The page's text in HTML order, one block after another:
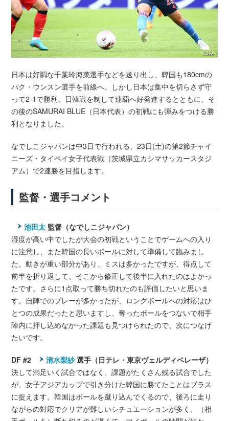
日本は好調な千葉玲海菜選手などを送り出し、韓国も180cmの
パク・ウンスン選手を前線へ。しかし日本は集中を切らさず守
って2-1で勝利。日韓戦を制して連覇へ好発進するとともに、そ
の後のSAMURAI BLUE（日本代表）の初戦にも弾みをつける勝
利となりました。
なでしこジャパンは中3日で行われる、23日(土)の第2節チャイ
ニーズ・タイペイ女子代表戦（茨城県立カシマサッカースタジ
アム）で2連勝を目指します。
監督・選手コメント
池田太 監督（なでしこジャパン）
湿度が高い中でしたが大会の初戦ということでゲームへの入り
に注意し、また韓国の長いボールに対して準備して臨みまし
た。動きが重い部分があり、ミスは多かったですが、得点して
前半を折り返して、そこから修正して後半に入れたのはよかっ
たです。さらに1点取って勝ち切れたのも評価したいと思いま
す。自陣でのプレーが多かったが、ロングボールへの対応はひ
とつの成果だったと思いますし、奪ったボールをつないで相手
陣内に押し込めなかった課題も見つけられたので、次につなげ
たいです。
DF #2 清水梨紗選手（日テレ・東京ヴェルディベレーザ）
決して満足いく試合ではなく、課題がたくさん残る試合でした
が、女子アジアカップで引き分けた韓国に勝てたことはプラス
に捉えます。韓国はボールを蹴り込んでくるので、後ろに走り
ながらの対応でクリアが難しいシチュエーションが多く、（相